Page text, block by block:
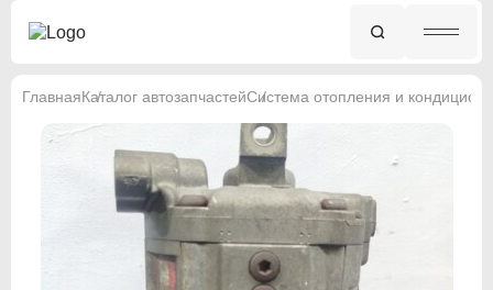
ГлавнаяКаталог автозапчастейСистема отопления и